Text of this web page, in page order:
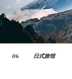
06 日式旅馆